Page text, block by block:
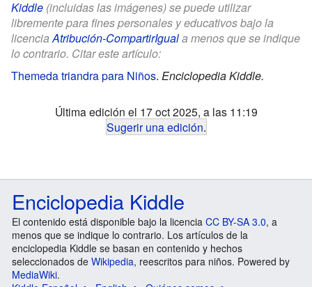
Kiddle (incluidas las imágenes) se puede utilizar
libremente para fines personales y educativos bajo la
licenciaAtribución-CompartirIguala menos que se indique
lo contrario. Citar este artículo:
Themeda triandra para Niños. Enciclopedia Kiddle.
Última edición el 17 oct 2025, a las 11:19
Sugerir una edición.
Enciclopedia Kiddle
El contenido está disponible bajo la licencia CC BY-SA 3.0, a
menos que se indique lo contrario. Los artículos de la
enciclopedia Kiddle se basan en contenido y hechos
seleccionados de Wikipedia, reescritos para niños. Powered by
MediaWiki.